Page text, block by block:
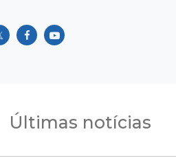
Últimas notícias